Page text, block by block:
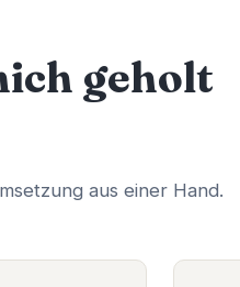
geholt
aus einer Hand.